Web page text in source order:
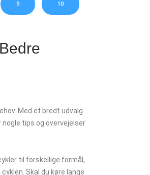
9 10
Med et bredt udvalg
tips og overvejelser
til forskellige formål,
Skal du køre lange